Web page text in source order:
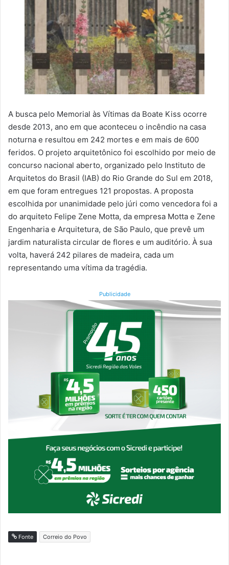
A busca pelo Memorial às Vítimas da Boate Kiss ocorre
desde 2013, ano em que aconteceu o incêndio na casa
noturna e resultou em 242 mortes e em mais de 600
feridos. O projeto arquitetônico foi escolhido por meio de
concurso nacional aberto, organizado pelo Instituto de
Arquitetos do Brasil (IAB) do Rio Grande do Sul em 2018,
em que foram entregues 121 propostas. A proposta
escolhida por unanimidade pelo júri como vencedora foi a
do arquiteto Felipe Zene Motta, da empresa Motta e Zene
Engenharia e Arquitetura, de São Paulo, que prevê um
jardim naturalista circular de flores e um auditório. À sua
volta, haverá 242 pilares de madeira, cada um
representando uma vítima da tragédia.
Publicidade
Fonte Correio do Povo